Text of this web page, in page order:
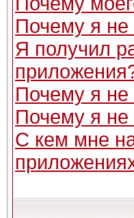
Почему я не
Я получил
Почему я не
Почему я не
С кем мне